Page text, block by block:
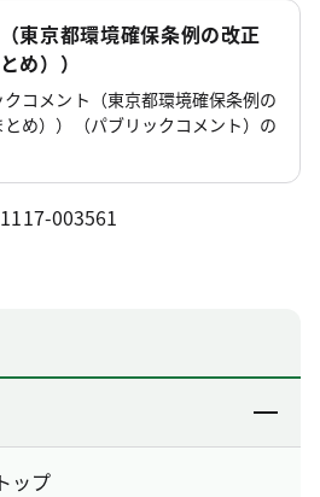
東京都環境確保条例の改正
め））
コメント（東京都環境確保条例の
め））（パブリックコメント）の
003561
ップ